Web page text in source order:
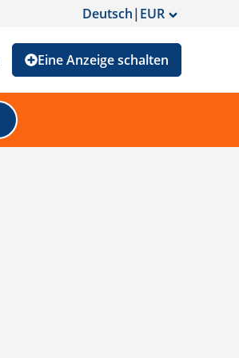
Deutsch|EUR
Eine Anzeige schalten